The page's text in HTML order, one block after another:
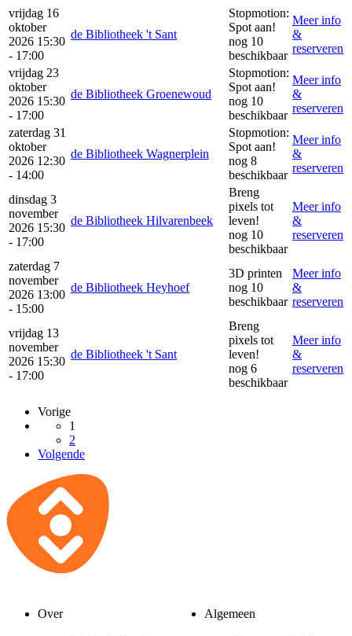
vrijdag 16
oktober
2026 15:30
- 17:00
de Bibliotheek 't Sant
Stopmotion:
Spot aan!
nog 10
beschikbaar
Meer info
&
reserveren
vrijdag 23
oktober
2026 15:30
- 17:00
de Bibliotheek Groenewoud
Stopmotion:
Spot aan!
nog 10
beschikbaar
Meer info
&
reserveren
zaterdag 31
oktober
2026 12:30
- 14:00
de Bibliotheek Wagnerplein
Stopmotion:
Spot aan!
nog 8
beschikbaar
Meer info
&
reserveren
dinsdag 3
november
2026 15:30
- 17:00
de Bibliotheek Hilvarenbeek
Breng
pixels tot
leven!
nog 10
beschikbaar
Meer info
&
reserveren
zaterdag 7
november
2026 13:00
- 15:00
de Bibliotheek Heyhoef
3D printen
nog 10
beschikbaar
Meer info
&
reserveren
vrijdag 13
november
2026 15:30
- 17:00
de Bibliotheek 't Sant
Breng
pixels tot
leven!
nog 6
beschikbaar
Meer info
&
reserveren
Vorige
1
2
Volgende
Over Algemeen